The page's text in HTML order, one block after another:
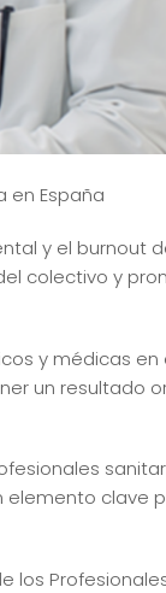
en España
y el burnout
colectivo y
y médicas
un resultado
clave
los